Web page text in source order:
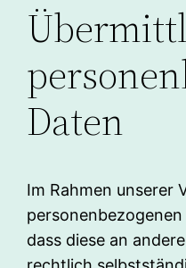
Daten
Im Rahmen unserer
dass diese an